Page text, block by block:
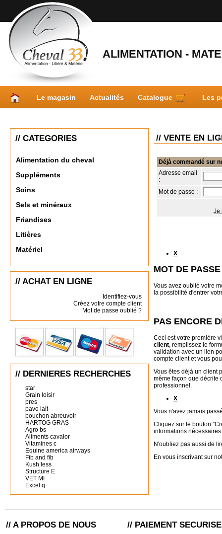
ALIMENTATION -
Le magasin Actualités Catalogue Les
// CATEGORIES
Alimentation du cheval
Suppléments
Soins
Sels et minéraux
Friandises
Litières
Matériel
// ACHAT EN LIGNE
Identifiez-vous
Créez votre compte client
Mot de passe oublié ?
// DERNIERES RECHERCHES
star
Grain loisir
pres
pavo lait
bouchon abreuvoir
HARTOG GRAS
Agro bs
Aliments cavalor
Vitamines c
Equine america airways
Fib and fib
Kush less
Structure E
VET MI
Excel q
// VENTE EN
Déjà commandé sur
Adresse email
:
Mot de passe :
Je
X
MOT DE
Vous avez oublié votre
la possibilité d'entrer
PAS ENCORE
Ceci est votre première
client , remplissez le
validation avec un lien
compte client et vous
Vous êtes déjà un client
même façon que décrite
professionnel.
X
Vous n'avez jamais
Cliquez sur le bouton
informations
N'oubliez pas aussi de
En vous inscrivant sur
// A PROPOS DE NOUS // PAIEMENT SECURISE